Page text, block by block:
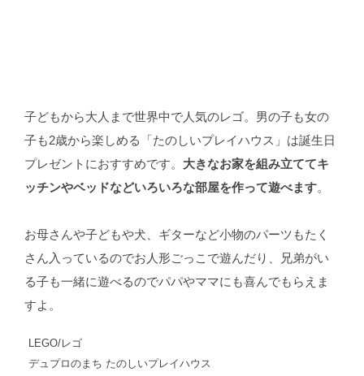
子どもから大人まで世界中で人気のレゴ。男の子も女の
子も2歳から楽しめる「たのしいプレイハウス」は誕生日
プレゼントにおすすめです。 大きなお家を組み立ててキ
ッチンやベッドなどいろいろな部屋を作って遊べます。
お母さんや子どもや犬、ギターなど小物のパーツもたく
さん入っているのでお人形ごっこで遊んだり、兄弟がい
る子も一緒に遊べるのでパパやママにも喜んでもらえま
すよ。
LEGO/レゴ
デュプロのまち たのしいプレイハウス